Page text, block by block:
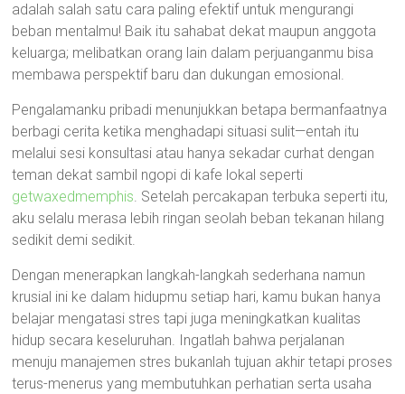
adalah salah satu cara paling efektif untuk mengurangi
beban mentalmu! Baik itu sahabat dekat maupun anggota
keluarga; melibatkan orang lain dalam perjuanganmu bisa
membawa perspektif baru dan dukungan emosional.
Pengalamanku pribadi menunjukkan betapa bermanfaatnya
berbagi cerita ketika menghadapi situasi sulit—entah itu
melalui sesi konsultasi atau hanya sekadar curhat dengan
teman dekat sambil ngopi di kafe lokal seperti
getwaxedmemphis. Setelah percakapan terbuka seperti itu,
aku selalu merasa lebih ringan seolah beban tekanan hilang
sedikit demi sedikit.
Dengan menerapkan langkah-langkah sederhana namun
krusial ini ke dalam hidupmu setiap hari, kamu bukan hanya
belajar mengatasi stres tapi juga meningkatkan kualitas
hidup secara keseluruhan. Ingatlah bahwa perjalanan
menuju manajemen stres bukanlah tujuan akhir tetapi proses
terus-menerus yang membutuhkan perhatian serta usaha